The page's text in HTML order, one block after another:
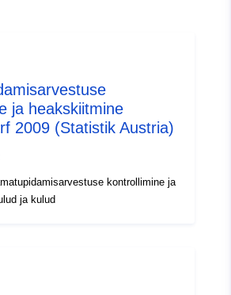
ja heakskiitmine
2009 (Statistik Austria)
kontrollimine ja
ja kulud